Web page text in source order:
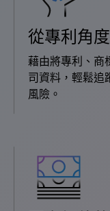
從專利角
藉由將專利、商
司資料，輕鬆追
風險。